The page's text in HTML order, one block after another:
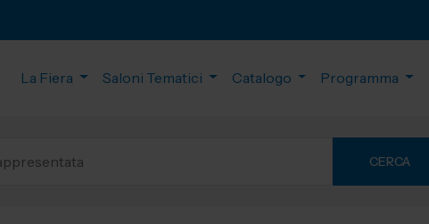
La Fiera Saloni Tematici Catalogo Programma
CERCA